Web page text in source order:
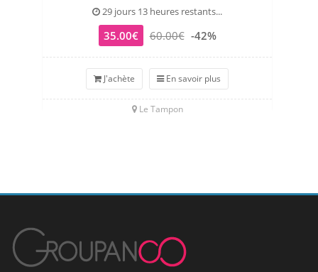
29 jours 13 heures restants...
35.00€ 60.00€ -42%
J'achète En savoir plus
Le Tampon